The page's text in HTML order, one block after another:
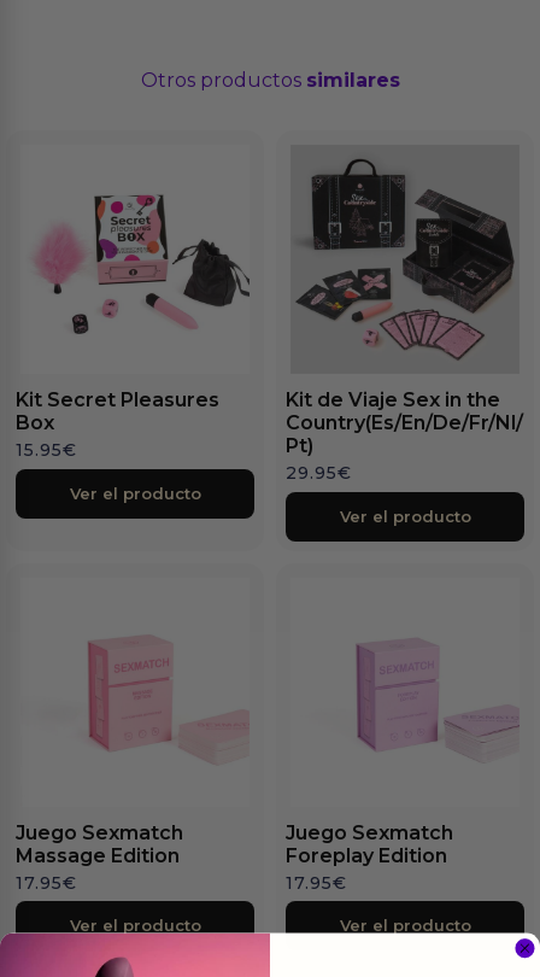
Otros productos similares
Kit Secret Pleasures
Box
15.95€
Ver el producto
Kit de Viaje Sex in the
Country(Es/En/De/Fr/Nl/
Pt)
29.95€
Ver el producto
Juego Sexmatch
Massage Edition
17.95€
Ver el producto
Juego Sexmatch
Foreplay Edition
17.95€
Ver el producto